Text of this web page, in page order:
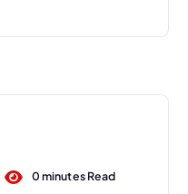
0 minutes Read